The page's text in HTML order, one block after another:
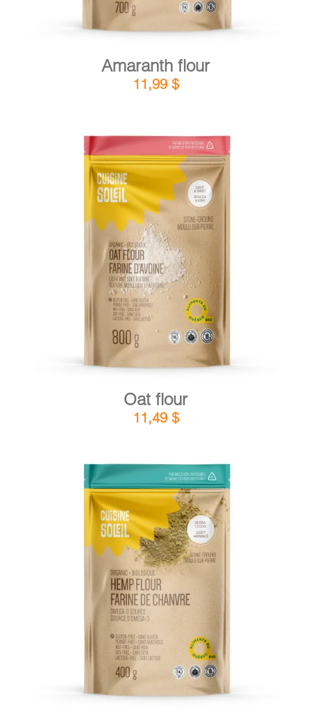
Amaranth flour
11,99 $
ADD TO CART DETAILS
Oat flour
11,49 $
ADD TO CART